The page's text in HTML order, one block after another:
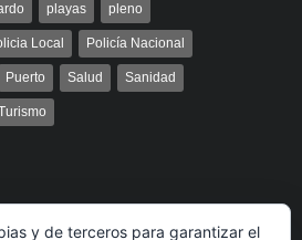
playas pleno
Local Policía Nacional
Puerto Salud Sanidad
y de terceros para garantizar el